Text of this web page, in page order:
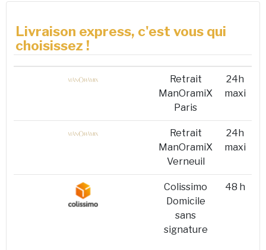
Livraison express, c'est vous qui
choisissez !
Retrait
ManOramiX
Paris
24h
maxi
Retrait
ManOramiX
Verneuil
24h
maxi
Colissimo
Domicile
sans
signature
48 h